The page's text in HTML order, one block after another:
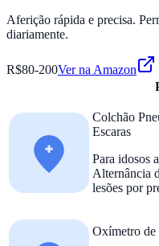
Aferição rápida e precisa.
diariamente.
R$80-200Ver na Amazon
Colchão
Escaras
Para idosos
Alternância
lesões por
Oxímetro de